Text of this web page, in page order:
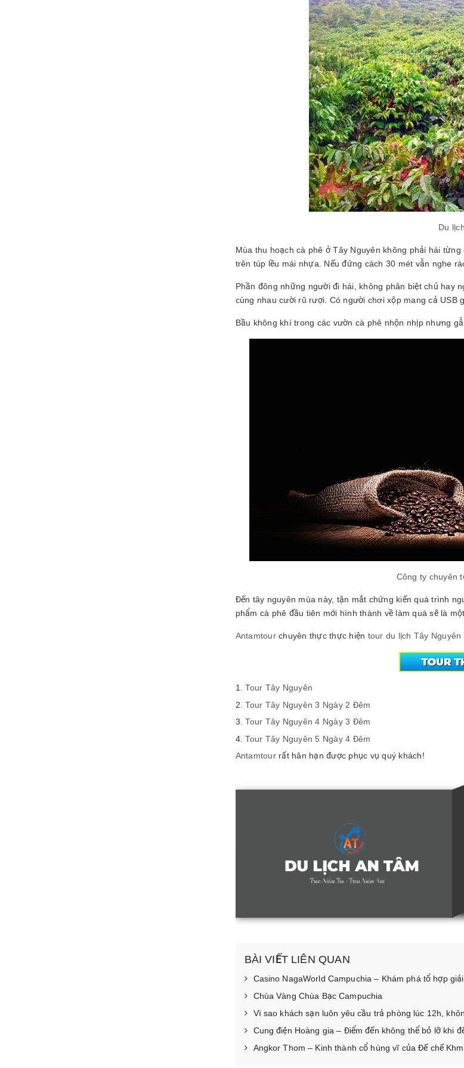
Du
Mùa thu hoạch cà phê ở Tây Nguyên không phải hái
trên túp lều mái nhựa. Nếu đứng cách 30 mét vẫn nghe
Phần đông những người đi hái, không phân biệt chủ hay
cùng nhau cười rũ rượi. Có người chơi xộp mang cả USB
Bầu không khí trong các vườn cà phê nhộn nhịp nhưng
Công ty chuyên
Đến tây nguyên mùa này, tận mắt chứng kiến quá trình
phẩm cà phê đầu tiên mới hình thành về làm quà sẽ là
Antamtourchuyên thực thực hiện tour du lịch Tây Nguyên
Tour Tây Nguyên
Tour Tây Nguyên 3 Ngày 2 Đêm
Tour Tây Nguyên 4 Ngày 3 Đêm
Tour Tây Nguyên 5 Ngày 4 Đêm
Antamtourrất hân hạn được phục vụ quý khách!
BÀI VIẾT LIÊN QUAN
Casino NagaWorld Campuchia – Khám phá tổ hợp
Chùa Vàng Chùa Bạc Campuchia
Vì sao khách sạn luôn yêu cầu trả phòng lúc 12h,
Cung điện Hoàng gia – Điểm đến không thể bỏ lỡ khi
Angkor Thom – Kinh thành cổ hùng vĩ của Đế chế